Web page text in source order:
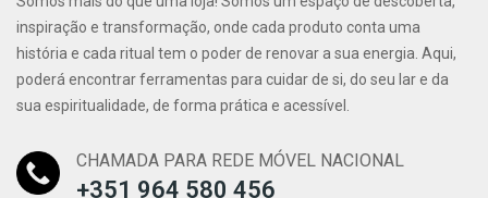
inspiração e transformação, onde cada produto conta uma
história e cada ritual tem o poder de renovar a sua energia. Aqui,
poderá encontrar ferramentas para cuidar de si, do seu lar e da
sua espiritualidade, de forma prática e acessível.
CHAMADA PARA REDE MÓVEL NACIONAL
+351 964 580 456